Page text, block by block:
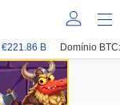
€221.86 B Domínio BTC: